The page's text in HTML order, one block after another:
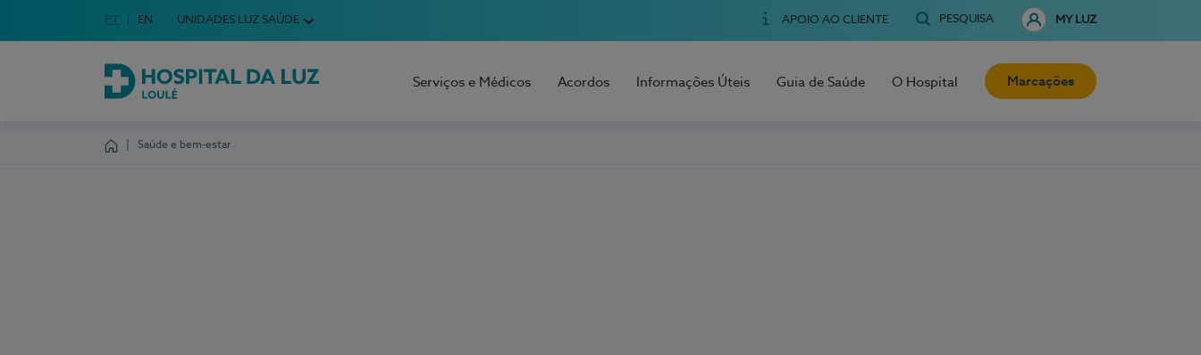
Escolha o seu idioma
Idioma em Português
PT English Language
EN UNIDADES LUZ SAÚDE APOIO AO CLIENTE PESQUISA MY LUZ
Hospital da Luz Loulé
Serviços e Médicos Acordos Informações Úteis Guia de Saúde O Hospital Marcações
Saúde e bem-estar